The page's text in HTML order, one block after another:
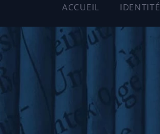
ACCUEIL IDENTITÉ